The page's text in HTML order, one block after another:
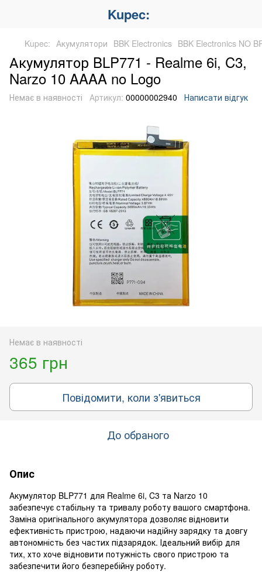
Kupec:
Kupec: Акумулятори BBK Electronics BBK Electronics NO
Акумулятор BLP771 - Realme 6i, C3,
Narzo 10 AAAA no Logo
Немає в наявності Артикул: 00000002940 Написати відгук
Немає в наявності
365 грн
Повідомити, коли з'явиться
До обраного
Опис
Акумулятор BLP771 для Realme 6i, C3 та Narzo 10
забезпечує стабільну та тривалу роботу вашого смартфона.
Заміна оригінального акумулятора дозволяє відновити
ефективність пристрою, надаючи надійну зарядку та довгу
автономність без частих підзарядок. Ідеальний вибір для
тих, хто хоче відновити потужність свого пристрою та
забезпечити його безперебійну роботу.